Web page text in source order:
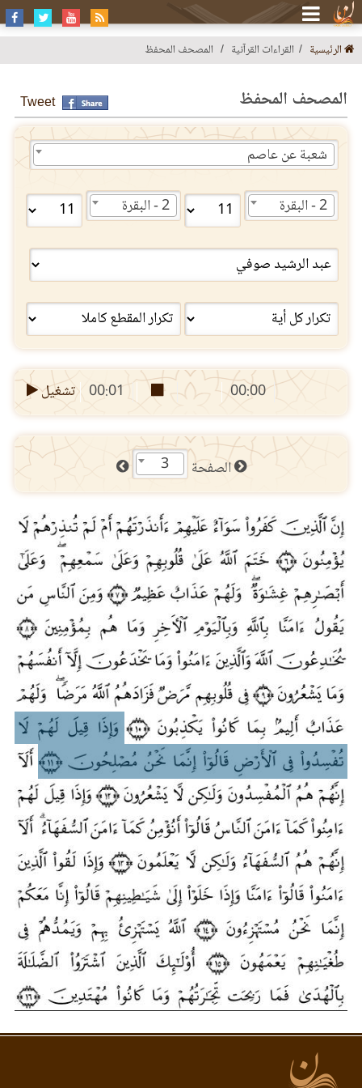
الرئيسية القراءات القرآنية المصحف المحفظ
المصحف المحفظ Tweet
شعبة عن عاصم
2 - البقرة 2 - البقرة
00:00
00:01 تشغيل
الصفحة 3